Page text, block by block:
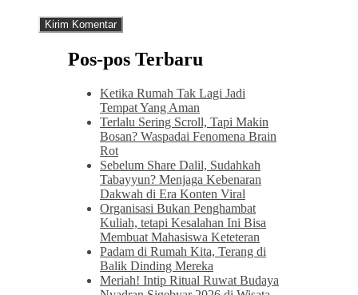
Pos-pos Terbaru
Ketika Rumah Tak Lagi Jadi
Tempat Yang Aman
Terlalu Sering Scroll, Tapi Makin
Bosan? Waspadai Fenomena Brain
Rot
Sebelum Share Dalil, Sudahkah
Tabayyun? Menjaga Kebenaran
Dakwah di Era Konten Viral
Organisasi Bukan Penghambat
Kuliah, tetapi Kesalahan Ini Bisa
Membuat Mahasiswa Keteteran
Padam di Rumah Kita, Terang di
Balik Dinding Mereka
Meriah! Intip Ritual Ruwat Budaya